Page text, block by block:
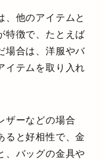
、他のアイテムと
特徴で、たとえば
場合は、洋服やバ
イテムを取り入れ
ザーなどの場合
ると好相性で、金
、バッグの金具や